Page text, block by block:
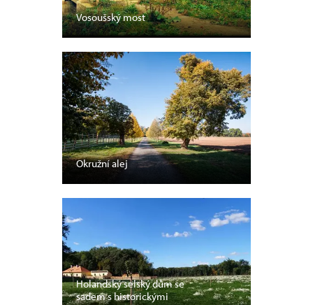
Vosoušský most
Okružní alej
Holandský selský dům se
sadem s historickými